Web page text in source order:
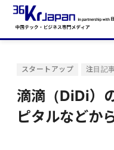
スタートアップ 注目記
滴滴（DiDi）
ピタルなどか